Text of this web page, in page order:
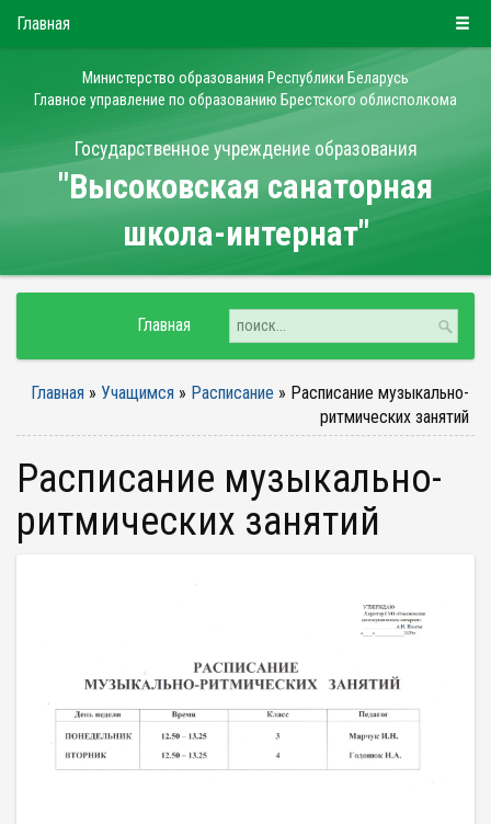
Четверг, 6 августа 2026 ENG
Министерство образования Республики Беларусь
Главное управление по образованию Брестского облисполкома
Государственное учреждение образования
"Высоковская санаторная
школа-интернат"
Главная
Главная » Учащимся » Расписание » Расписание музыкально-
ритмических занятий
Расписание музыкально-
ритмических занятий
Главная